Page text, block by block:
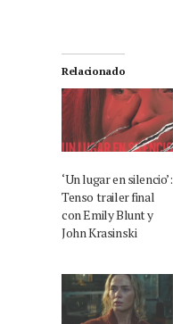
Relacionado
‘Un lugar en silencio’:
Tenso trailer final
con Emily Blunt y
John Krasinski